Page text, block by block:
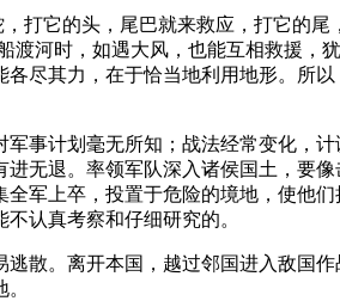
打它的头，尾巴就来救应，打它的
河时，如遇大风，也能互相救援
尽其力，在于恰当地利用地形。所
事计划毫无所知；战法经常变化，
无退。率领军队深入诸侯国土，要
军上卒，投置于危险的境地，使他
认真考察和仔细研究的。
散。离开本国，越过邻国进入敌国